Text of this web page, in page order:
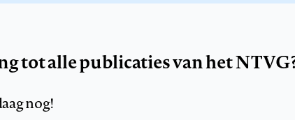
tot alle publicaties van het
nog!